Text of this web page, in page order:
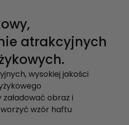
atrakcyjnych
wysokiej jakości
obraz i
wzór haftu